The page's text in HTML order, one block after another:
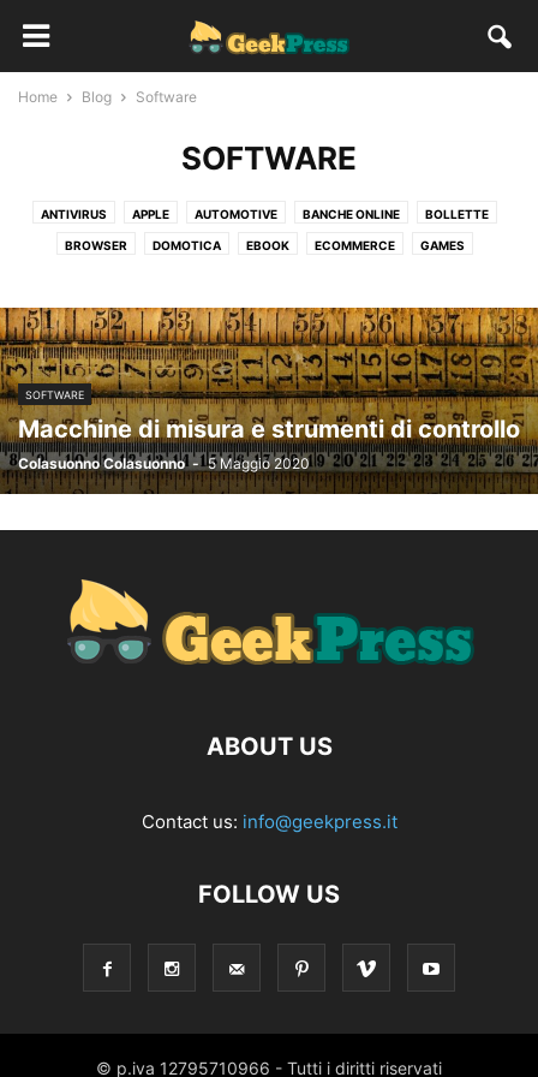
Home Blog Software
SOFTWARE
ANTIVIRUS APPLE AUTOMOTIVE BANCHE ONLINE BOLLETTE
BROWSER DOMOTICA EBOOK ECOMMERCE GAMES
REALTÀ AUMENTATA SAMSUNG SOCIAL SOFTWARE WEARABLE
WII XBOX
SOFTWARE
Macchine di misura e strumenti di controllo
Colasuonno Colasuonno - 5 Maggio 2020
ABOUT US
Contact us: info@geekpress.it
FOLLOW US
© p.iva 12795710966 - Tutti i diritti riservati